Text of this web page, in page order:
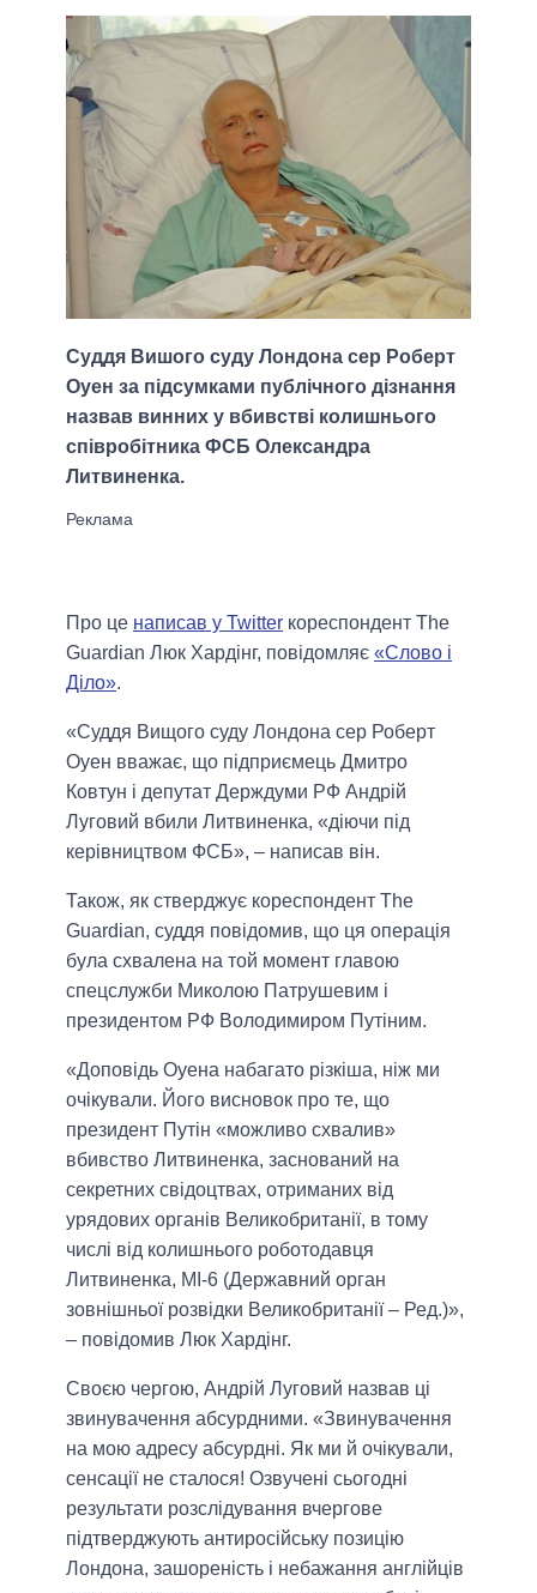
Суддя Вишого суду Лондона сер Роберт
Оуен за підсумками публічного дізнання
назвав винних у вбивстві колишнього
співробітника ФСБ Олександра
Литвиненка.
Про це написав у Twitter кореспондент The
Guardian Люк Хардінг, повідомляє «Слово і
Діло».
«Суддя Вищого суду Лондона сер Роберт
Оуен вважає, що підприємець Дмитро
Ковтун і депутат Держдуми РФ Андрій
Луговий вбили Литвиненка, «діючи під
керівництвом ФСБ», – написав він.
Також, як стверджує кореспондент The
Guardian, суддя повідомив, що ця операція
була схвалена на той момент главою
спецслужби Миколою Патрушевим і
президентом РФ Володимиром Путіним.
«Доповідь Оуена набагато різкіша, ніж ми
очікували. Його висновок про те, що
президент Путін «можливо схвалив»
вбивство Литвиненка, заснований на
секретних свідоцтвах, отриманих від
урядових органів Великобританії, в тому
числі від колишнього роботодавця
Литвиненка, МІ-6 (Державний орган
зовнішньої розвідки Великобританії – Ред.)»,
– повідомив Люк Хардінг.
Своєю чергою, Андрій Луговий назвав ці
звинувачення абсурдними. «Звинувачення
на мою адресу абсурдні. Як ми й очікували,
сенсації не сталося! Озвучені сьогодні
результати розслідування вчергове
підтверджують антиросійську позицію
Лондона, зашореність і небажання англійців